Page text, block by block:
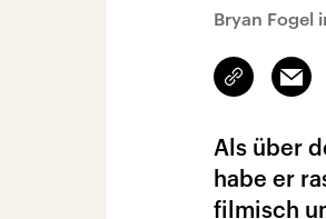
Bryan Fogel
Link
kopieren/
Email
Als über
habe er
filmisch